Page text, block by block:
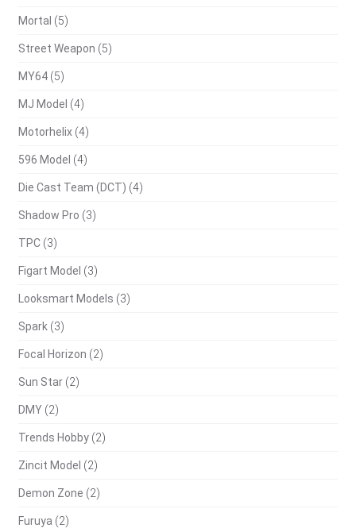
Mortal (5)
Street Weapon (5)
MY64 (5)
MJ Model (4)
Motorhelix (4)
596 Model (4)
Die Cast Team (DCT) (4)
Shadow Pro (3)
TPC (3)
Figart Model (3)
Looksmart Models (3)
Spark (3)
Focal Horizon (2)
Sun Star (2)
DMY (2)
Trends Hobby (2)
Zincit Model (2)
Demon Zone (2)
Furuya (2)